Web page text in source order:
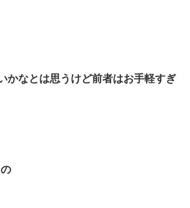
かなとは思うけど前者はお手軽すぎ